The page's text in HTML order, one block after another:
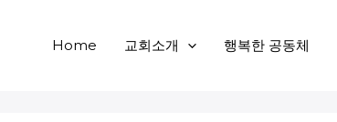
Home 교회소개 행복한 공동체